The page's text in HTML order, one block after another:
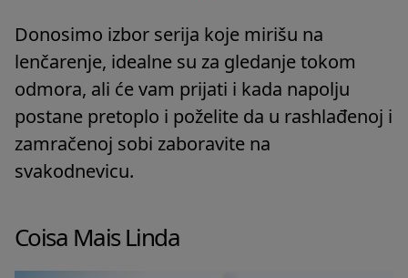
Donosimo izbor serija koje mirišu na
lenčarenje, idealne su za gledanje tokom
odmora, ali će vam prijati i kada napolju
postane pretoplo i poželite da u rashlađenoj i
zamračenoj sobi zaboravite na
svakodnevicu.
Coisa Mais Linda